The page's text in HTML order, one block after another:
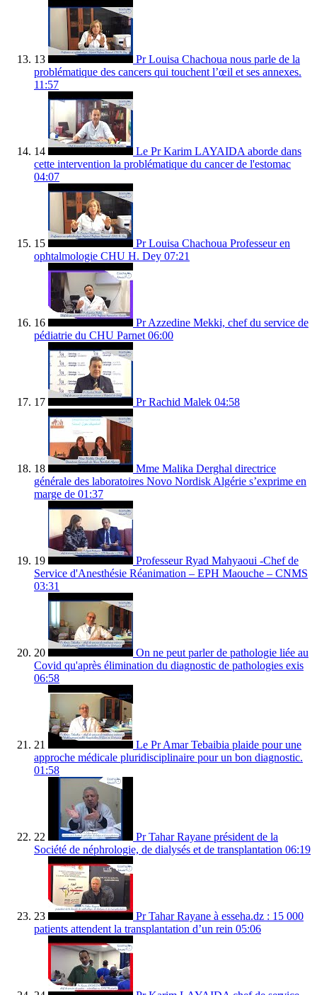
13
Pr Louisa Chachoua nous parle de la
problématique des cancers qui touchent l’œil et ses annexes.
11:57
14
Le Pr Karim LAYAIDA aborde dans
cette intervention la problématique du cancer de l'estomac
04:07
15
Pr Louisa Chachoua Professeur en
ophtalmologie CHU H. Dey 07:21
16
Pr Azzedine Mekki, chef du service de
pédiatrie du CHU Parnet 06:00
17 Pr Rachid Malek 04:58
18
Mme Malika Derghal directrice
générale des laboratoires Novo Nordisk Algérie s’exprime en
marge de 01:37
19
Professeur Ryad Mahyaoui -Chef de
Service d'Anesthésie Réanimation – EPH Maouche – CNMS
03:31
20
On ne peut parler de pathologie liée au
Covid qu'après élimination du diagnostic de pathologies exis
06:58
21
Le Pr Amar Tebaibia plaide pour une
approche médicale pluridisciplinaire pour un bon diagnostic.
01:58
22
Pr Tahar Rayane président de la
Société de néphrologie, de dialysés et de transplantation 06:19
23
Pr Tahar Rayane à esseha.dz : 15 000
patients attendent la transplantation d’un rein 05:06